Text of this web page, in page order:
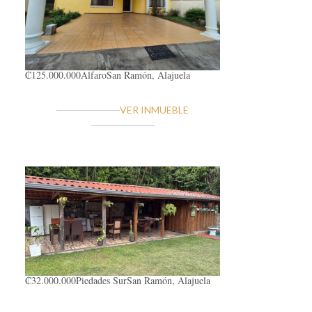
₡125.000.000AlfaroSan Ramón, Alajuela
VER INMUEBLE
₡32.000.000Piedades SurSan Ramón, Alajuela